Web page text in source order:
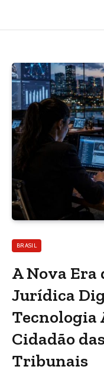
BRASIL
A Nova
Jurídica
Tecnologia
Cidadão
Tribunais